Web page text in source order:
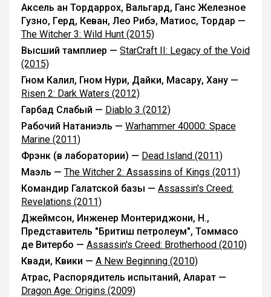
Аксель ан Тордаррох, Вальгард, Ганс Железное
Гузно, Герд, Кеван, Лео Рибэ, Матиос, Тордар —
The Witcher 3: Wild Hunt (2015)
Высший тамплиер — StarCraft II: Legacy of the Void
(2015)
Гном Калил, Гном Нури, Дайки, Масару, Хану —
Risen 2: Dark Waters (2012)
Гарбад Слабый — Diablo 3 (2012)
Рабочий Натаниэль — Warhammer 40000: Space
Marine (2011)
Фрэнк (в лаборатории) — Dead Island (2011)
Маэль — The Witcher 2: Assassins of Kings (2011)
Командир Галатской базы — Assassin's Creed:
Revelations (2011)
Джеймсон, Инженер Монтериджони, Н.,
Представитель "Бритиш петролеум", Томмасо
де Витербо — Assassin's Creed: Brotherhood (2010)
Квади, Квики — A New Beginning (2010)
Атрас, Распорядитель испытаний, Аларат —
Dragon Age: Origins (2009)